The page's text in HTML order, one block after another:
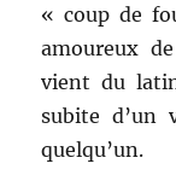
« coup de
amoureux
vient du
subite d’un
quelqu’un.